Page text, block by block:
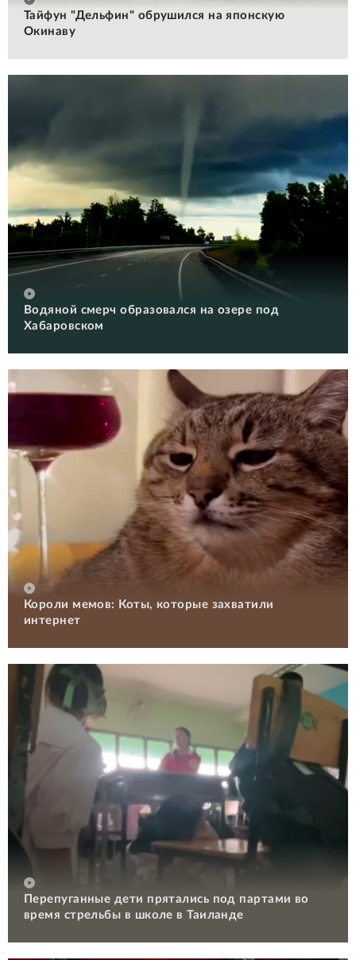
Тайфун "Дельфин" обрушился на японскую
Окинаву
Водяной смерч образовался на озере под
Хабаровском
Короли мемов: Коты, которые захватили
интернет
Перепуганные дети прятались под партами во
время стрельбы в школе в Таиланде